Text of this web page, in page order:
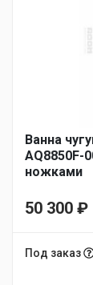
Ванна
AQ8850F-
ножками
50 300 ₽
Под заказ